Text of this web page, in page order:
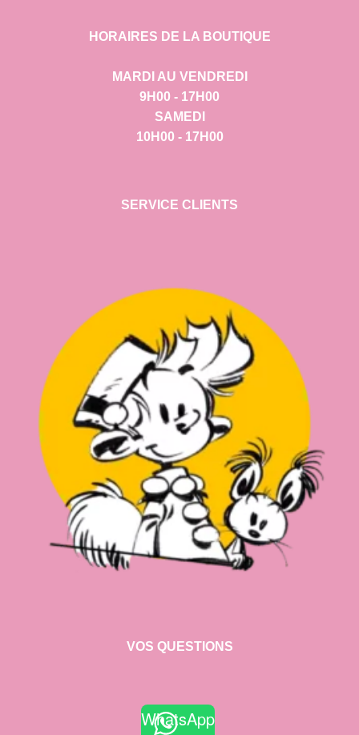
HORAIRES DE LA BOUTIQUE
MARDI AU VENDREDI
9H00 - 17H00
SAMEDI
10H00 - 17H00
SERVICE CLIENTS
VOS QUESTIONS
WhatsApp